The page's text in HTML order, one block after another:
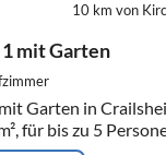
10 km von
mit Garten
Garten in
für bis zu 5